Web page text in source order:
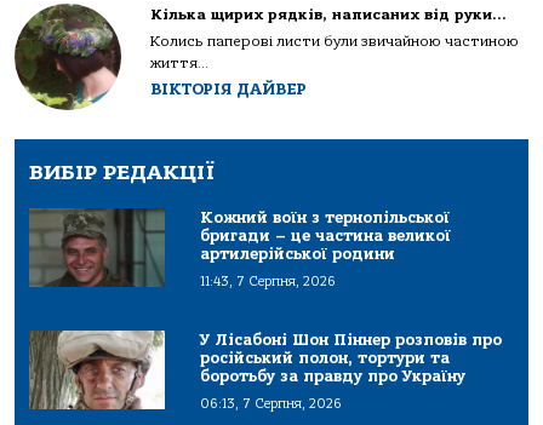
Кілька щирих рядків, написаних від руки…
Колись паперові листи були звичайною частиною
життя...
ВІКТОРІЯ ДАЙВЕР
ВИБІР РЕДАКЦІЇ
Кожний воїн з тернопільської
бригади – це частина великої
артилерійської родини
11:43, 7 Серпня, 2026
У Лісабоні Шон Піннер розповів про
російський полон, тортури та
боротьбу за правду про Україну
06:13, 7 Серпня, 2026